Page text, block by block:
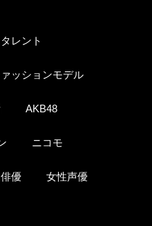
タレント
ッションモデル
AKB48
ニコモ
優 女性声優